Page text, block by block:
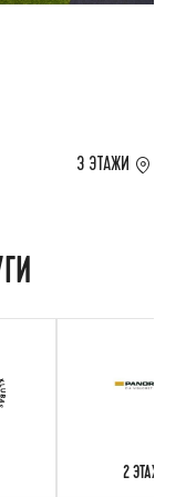
3 ЭТАЖИ
2 ЭТАЖИ